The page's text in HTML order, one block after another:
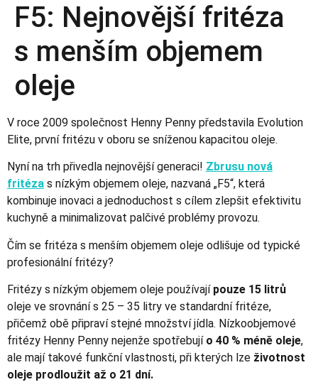
F5: Nejnovější fritéza
s menším objemem
oleje
V roce 2009 společnost Henny Penny představila Evolution
Elite, první fritézu v oboru se sníženou kapacitou oleje.
Nyní na trh přivedla nejnovější generaci! Zbrusu nová
fritéza s nízkým objemem oleje, nazvaná „F5“, která
kombinuje inovaci a jednoduchost s cílem zlepšit efektivitu
kuchyně a minimalizovat palčivé problémy provozu.
Čím se fritéza s menším objemem oleje odlišuje od typické
profesionální fritézy?
Fritézy s nízkým objemem oleje používají pouze 15 litrů
oleje ve srovnání s 25 – 35 litry ve standardní fritéze,
přičemž obě připraví stejné množství jídla. Nízkoobjemové
fritézy Henny Penny nejenže spotřebují o 40 % méně oleje,
ale mají takové funkční vlastnosti, při kterých lze životnost
oleje prodloužit až o 21 dní.